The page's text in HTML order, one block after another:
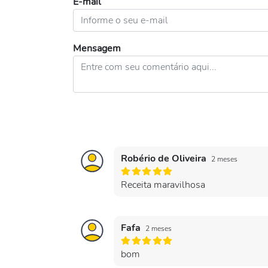
Mensagem
Robério de Oliveira 2 meses
Receita maravilhosa
Fafa 2 meses
bom